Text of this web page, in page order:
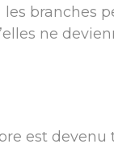
les branches
ne
est devenu